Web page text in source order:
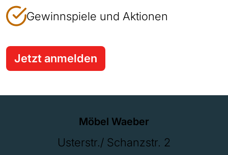
Gewinnspiele und Aktionen
Jetzt anmelden
Möbel Waeber
Usterstr./ Schanzstr. 2